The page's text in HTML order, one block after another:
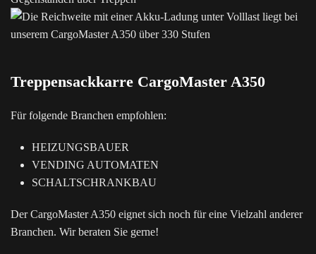
Treppensackkarre CargoMaster A350
Für folgende Branchen empfohlen:
HEIZUNGSBAUER
VENDING AUTOMATEN
SCHALTSCHRANKBAU
Der CargoMaster A350 eignet sich noch für eine Vielzahl anderer
Branchen. Wir beraten Sie gerne!